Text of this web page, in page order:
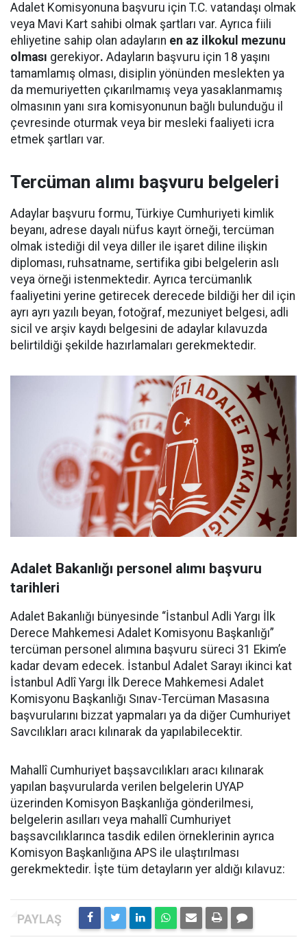
Adalet Komisyonuna başvuru için T.C. vatandaşı olmak
veya Mavi Kart sahibi olmak şartları var. Ayrıca fiili
ehliyetine sahip olan adayların en az ilkokul mezunu
olması gerekiyor. Adayların başvuru için 18 yaşını
tamamlamış olması, disiplin yönünden meslekten ya
da memuriyetten çıkarılmamış veya yasaklanmamış
olmasının yanı sıra komisyonunun bağlı bulunduğu il
çevresinde oturmak veya bir mesleki faaliyeti icra
etmek şartları var.
Tercüman alımı başvuru belgeleri
Adaylar başvuru formu, Türkiye Cumhuriyeti kimlik
beyanı, adrese dayalı nüfus kayıt örneği, tercüman
olmak istediği dil veya diller ile işaret diline ilişkin
diploması, ruhsatname, sertifika gibi belgelerin aslı
veya örneği istenmektedir. Ayrıca tercümanlık
faaliyetini yerine getirecek derecede bildiği her dil için
ayrı ayrı yazılı beyan, fotoğraf, mezuniyet belgesi, adli
sicil ve arşiv kaydı belgesini de adaylar kılavuzda
belirtildiği şekilde hazırlamaları gerekmektedir.
Adalet Bakanlığı personel alımı başvuru
tarihleri
Adalet Bakanlığı bünyesinde “İstanbul Adli Yargı İlk
Derece Mahkemesi Adalet Komisyonu Başkanlığı”
tercüman personel alımına başvuru süreci 31 Ekim’e
kadar devam edecek. İstanbul Adalet Sarayı ikinci kat
İstanbul Adlî Yargı İlk Derece Mahkemesi Adalet
Komisyonu Başkanlığı Sınav-Tercüman Masasına
başvurularını bizzat yapmaları ya da diğer Cumhuriyet
Savcılıkları aracı kılınarak da yapılabilecektir.
Mahallî Cumhuriyet başsavcılıkları aracı kılınarak
yapılan başvurularda verilen belgelerin UYAP
üzerinden Komisyon Başkanlığa gönderilmesi,
belgelerin asılları veya mahallî Cumhuriyet
başsavcılıklarınca tasdik edilen örneklerinin ayrıca
Komisyon Başkanlığına APS ile ulaştırılması
gerekmektedir. İşte tüm detayların yer aldığı kılavuz: